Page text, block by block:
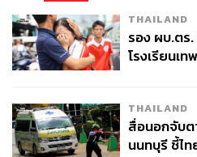
THAILAND
รอง ผบ.ตร
โรงเรียนเ
THAILAND
สื่อนอกจับต
นนทบุรี ชี้ไ